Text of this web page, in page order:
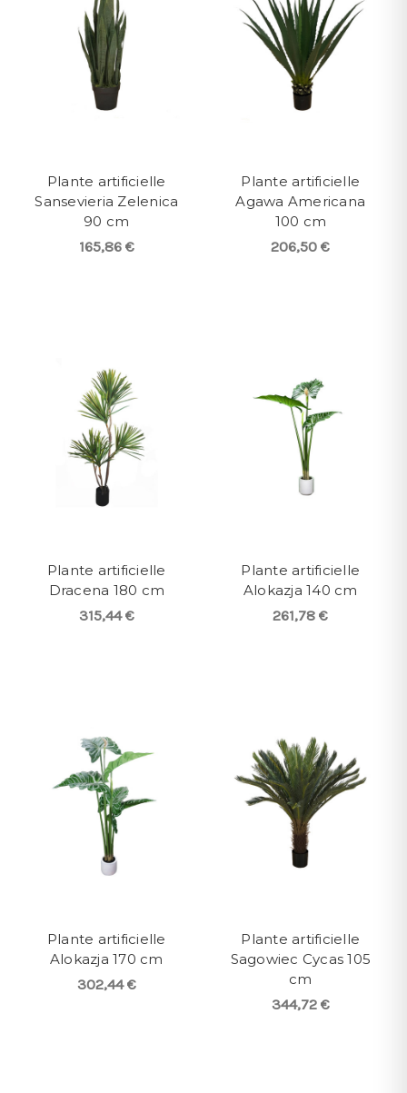
Plante artificielle
Sansevieria Zelenica
90 cm
165,86 €
Plante artificielle
Agawa Americana
100 cm
206,50 €
Plante artificielle
Dracena 180 cm
315,44 €
Plante artificielle
Alokazja 140 cm
261,78 €
Plante artificielle
Alokazja 170 cm
302,44 €
Plante artificielle
Sagowiec Cycas 105
cm
344,72 €